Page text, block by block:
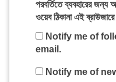
পরবর্তিতে ব্যবহারের জন্য
ওয়েব ঠিকানা এই
Notify me of
email.
Notify me of